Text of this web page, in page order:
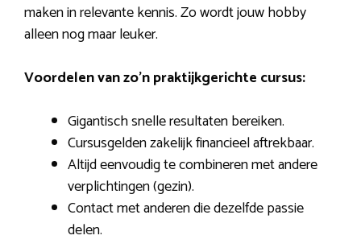
maken in relevante kennis. Zo wordt jouw hobby
alleen nog maar leuker.
Voordelen van zo’n praktijkgerichte cursus:
Gigantisch snelle resultaten bereiken.
Cursusgelden zakelijk financieel aftrekbaar.
Altijd eenvoudig te combineren met andere
verplichtingen (gezin).
Contact met anderen die dezelfde passie
delen.